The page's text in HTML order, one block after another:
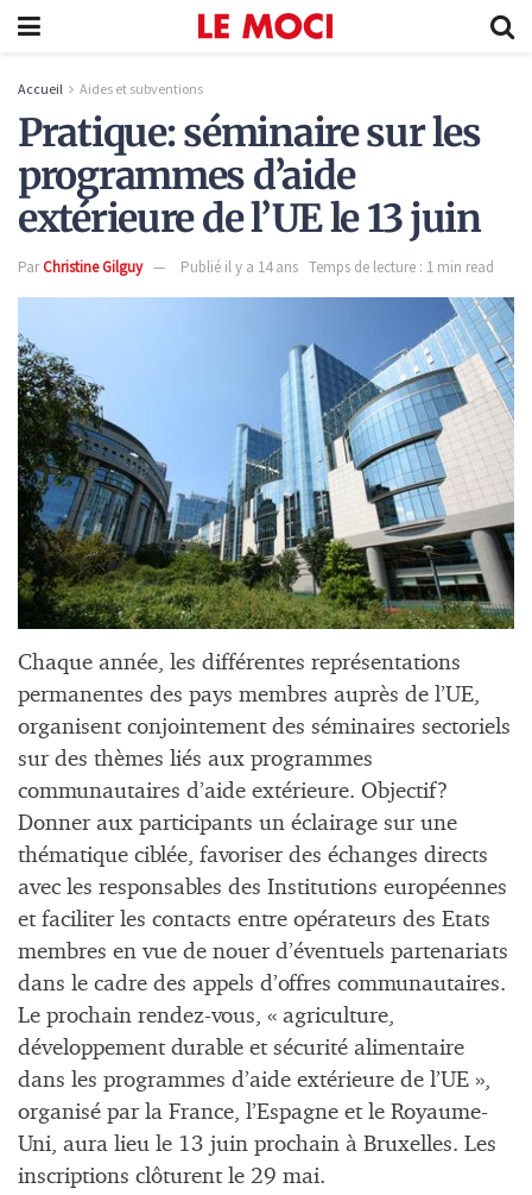
Accueil Aides et subventions
Pratique: séminaire sur les
programmes d’aide
extérieure de l’UE le 13 juin
ParChristine Gilguy Publié il y a 14 ans Temps de lecture : 1 min read
Chaque année, les différentes représentations
permanentes des pays membres auprès de l’UE,
organisent conjointement des séminaires sectoriels
sur des thèmes liés aux programmes
communautaires d’aide extérieure. Objectif?
Donner aux participants un éclairage sur une
thématique ciblée, favoriser des échanges directs
avec les responsables des Institutions européennes
et faciliter les contacts entre opérateurs des Etats
membres en vue de nouer d’éventuels partenariats
dans le cadre des appels d’offres communautaires.
Le prochain rendez-vous, « agriculture,
développement durable et sécurité alimentaire
dans les programmes d’aide extérieure de l’UE »,
organisé par la France, l’Espagne et le Royaume-
Uni, aura lieu le 13 juin prochain à Bruxelles. Les
inscriptions clôturent le 29 mai.